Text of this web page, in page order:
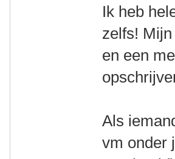
Ik heb
zelfs!
en een
Als
vm onder